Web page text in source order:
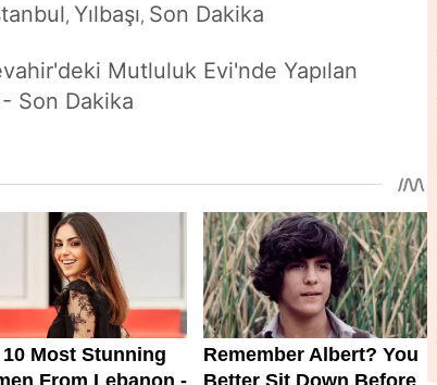
, Yılbaşı, Son Dakika
Mutluluk Evi'nde Yapılan
Son Dakika